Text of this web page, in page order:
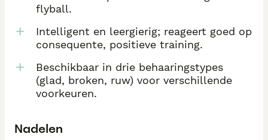
flyball.
Intelligent en leergierig; reageert goed op
consequente, positieve training.
Beschikbaar in drie behaaringstypes
(glad, broken, ruw) voor verschillende
voorkeuren.
Nadelen